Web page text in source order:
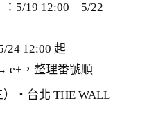
5/19 12:00 – 5/22
24 12:00 起
e+，整理番號順
・台北 THE WALL